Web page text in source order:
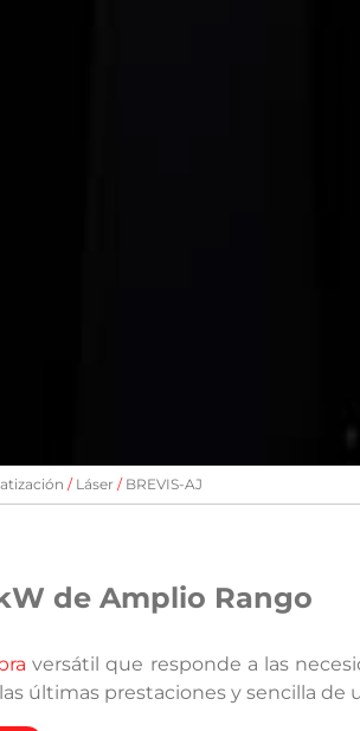
Láser BREVIS-AJ
de Amplio Rango
versátil que responde a las
últimas prestaciones y sencilla